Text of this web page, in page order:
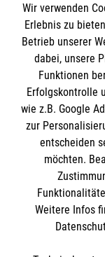
Impressum
Datenschutz
Kontakt
Die
Malteser in
Sharepoint
Wir verwenden
Erlebnis zu
Betrieb unserer
dabei, unsere
Funktionen
Erfolgskontrolle
wie z.B. Google
zur
entscheiden
möchten.
Weitere Infos